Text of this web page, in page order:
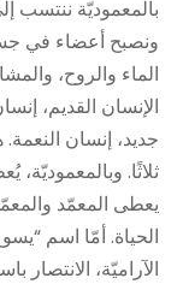
بالمعموديّة ننتسب
ونصبح أعضاء في
الماء والروح،
الإنسان القديم،
جديد، إنسان
ثلاثًا.
يعطى المعمّد
الحياة. أمّا اسم
الآراميّة، الانتصار